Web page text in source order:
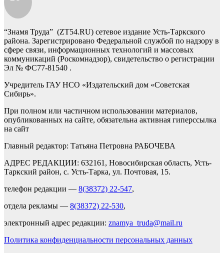
“Знамя Труда” (ZT54.RU) сетевое издание Усть-Таркского
района. Зарегистрировано Федеральной службой по надзору в
сфере связи, информационных технологий и массовых
коммуникаций (Роскомнадзор), свидетельство о регистрации
Эл № ФС77-81540 .
Учредитель ГАУ НСО «Издательский дом «Советская
Сибирь».
При полном или частичном использовании материалов,
опубликованных на сайте, обязательна активная гиперссылка
на сайт
Главный редактор: Татьяна Петровна РАБОЧЕВА
АДРЕС РЕДАКЦИИ: 632161, Новосибирская область, Усть-
Таркский район, с. Усть-Тарка, ул. Почтовая, 15.
телефон редакции — 8(38372) 22-547,
отдела рекламы — 8(38372) 22-530,
электронный адрес редакции: znamya_truda@mail.ru
Политика конфиденциальности персональных данных